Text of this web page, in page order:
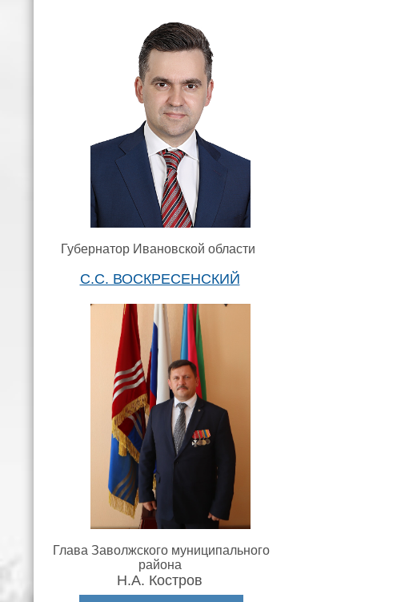
Губернатор Ивановской области
С.С. ВОСКРЕСЕНСКИЙ
Глава Заволжского муниципального
района
Н.А. Костров